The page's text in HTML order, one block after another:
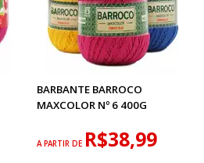
BARBANTE BARROCO
MAXCOLOR Nº 6 400G
A PARTIR DE R$38,99